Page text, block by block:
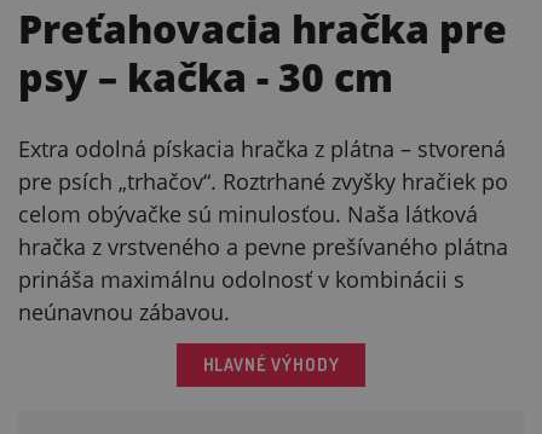
Preťahovacia hračka pre
psy – kačka - 30 cm
Extra odolná pískacia hračka z plátna – stvorená
pre psích „trhačov“. Roztrhané zvyšky hračiek po
celom obývačke sú minulosťou. Naša látková
hračka z vrstveného a pevne prešívaného plátna
prináša maximálnu odolnosť v kombinácii s
neúnavnou zábavou.
HLAVNÉ VÝHODY